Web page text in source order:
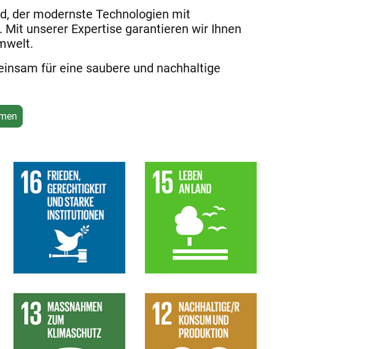
der modernste Technologien mit
unserer Expertise garantieren wir Ihnen
für eine saubere und nachhaltige